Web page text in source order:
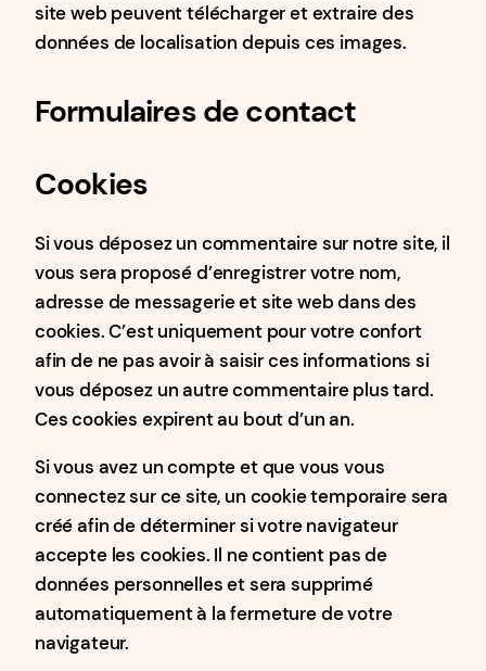
site web peuvent télécharger et extraire des
données de localisation depuis ces images.
Formulaires de contact
Cookies
Si vous déposez un commentaire sur notre site, il
vous sera proposé d’enregistrer votre nom,
adresse de messagerie et site web dans des
cookies. C’est uniquement pour votre confort
afin de ne pas avoir à saisir ces informations si
vous déposez un autre commentaire plus tard.
Ces cookies expirent au bout d’un an.
Si vous avez un compte et que vous vous
connectez sur ce site, un cookie temporaire sera
créé afin de déterminer si votre navigateur
accepte les cookies. Il ne contient pas de
données personnelles et sera supprimé
automatiquement à la fermeture de votre
navigateur.